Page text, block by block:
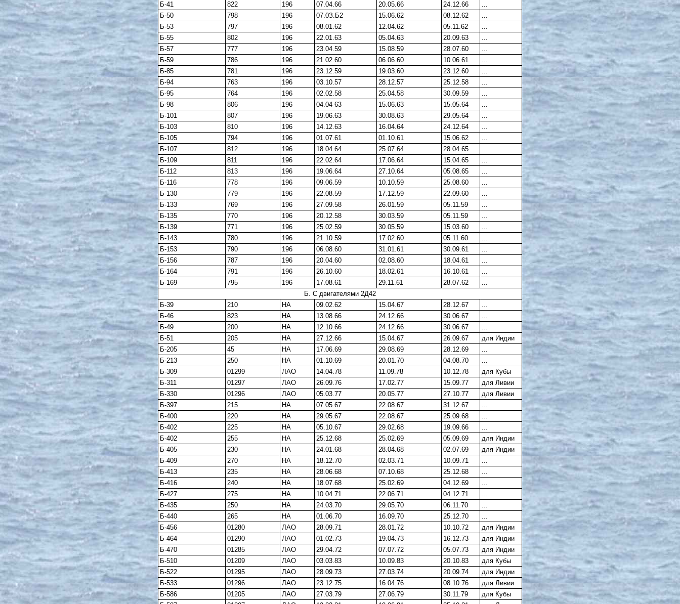
Б-41
822 196 07.04.66 20.05.66 24.12.66
...
Б-50
798 196 07.0З.Б2 15.06.62 08.12.62
...
Б-53
797 196 08.01.62 12.04.62 05.11.62
...
Б-55
802 196 22.01.63 05.04.63 20.09.63
...
Б-57
777 196 23.04.59 15.08.59 28.07.60
...
Б-59
786 196 21.02.60 06.06.60 10.06.61
...
Б-85
781 196 23.12.59 19.03.60 23.12.60
...
Б-94
763 196 03.10.57 28.12.57 25.12.58
...
Б-95
764 196 02.02.58 25.04.58 30.09.59
...
Б-98
806 196 04.04 63 15.06.63 15.05.64
...
Б-101
807 196 19.06.63 30.08.63 29.05.64
...
Б-103
810 196 14.12.63 16.04.64 24.12.64
...
Б-105
794 196 01.07.61 01.10.61 15.06.62
...
Б-107
812 196 18.04.64 25.07.64 28.04.65
...
Б-109
811 196 22.02.64 17.06.64 15.04.65
...
Б-112
813 196 19.06.64 27.10.64 05.08.65
...
Б-116
778 196 09.06.59 10.10.59 25.08.60
...
Б-130
779 196 22.08.59 17.12.59 22.09.60
...
Б-133
769 196 27.09.58 26.01.59 05.11.59
...
Б-135
770 196 20.12.58 30.03.59 05.11.59
...
Б-139
771 196 25.02.59 30.05.59 15.03.60
...
Б-143
780 196 21.10.59 17.02.60 05.11.60
...
Б-153
790 196 06.08.60 31.01.61 30.09.61
...
Б-156
787 196 20.04.60 02.08.60 18.04.61
...
Б-164
791 196 26.10.60 18.02.61 16.10.61
...
Б-169
795 196 17.08.61 29.11.61 28.07.62
...
Б. С двигателями 2Д42
Б-39
210 НА 09.02.62 15.04.67 28.12.67
...
Б-46
823 НА 13.08.66 24.12.66 30.06.67
...
Б-49
200 НА 12.10.66 24.12.66 30.06.67
...
Б-51
205 НА 27.12.66 15.04.67 26.09.67
для Индии
Б-205
45 НА 17.06.69 29.08.69 28.12.69
...
Б-213
250 НА 01.10.69 20.01.70 04.08.70
...
Б-309
01299 ЛАО 14.04.78 11.09.78 10.12.78
для Кубы
Б-311
01297 ЛАО 26.09.76 17.02.77 15.09.77
для Ливии
Б-330
01296 ЛАО 05.03.77 20.05.77 27.10.77
для Ливии
Б-397
215 НА 07.05.67 22.08.67 31.12.67
...
Б-400
220 НА 29.05.67 22.08.67 25.09.68
...
Б-402
225 НА 05.10.67 29.02.68 19.09.66
...
Б-402
255 НА 25.12.68 25.02.69 05.09.69
для Индии
Б-405
230 НА 24.01.68 28.04.68 02.07.69
для Индии
Б-409
270 НА 18.12.70 02.03.71 10.09.71
...
Б-413
235 НА 28.06.68 07.10.68 25.12.68
...
Б-416
240 НА 18.07.68 25.02.69 04.12.69
...
Б-427
275 НА 10.04.71 22.06.71 04.12.71
...
Б-435
250 НА 24.03.70 29.05.70 06.11.70
...
Б-440
265 НА 01.06.70 16.09.70 25.12.70
...
Б-456
01280 ЛАО 28.09.71 28.01.72 10.10.72
для Индии
Б-464
01290 ЛАО 01.02.73 19.04.73 16.12.73
для Индии
Б-470
01285 ЛАО 29.04.72 07.07.72 05.07.73
для Индии
Б-510
01209 ЛАО 03.03.83 10.09.83 20.10.83
для Кубы
Б-522
01295 ЛАО 28.09.73 27.03.74 20.09.74
для Индии
Б-533
01296 ЛАО 23.12.75 16.04.76 08.10.76
для Ливии
Б-586
01205 ЛАО 27.03.79 27.06.79 30.11.79
для Кубы